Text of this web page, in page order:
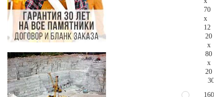
70
x
12
20
x
80
x
20
160